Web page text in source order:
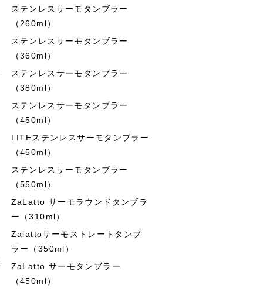
ステンレスサーモタンブラー
（260ml）
ステンレスサーモタンブラー
（360ml）
ステンレスサーモタンブラー
（380ml）
ステンレスサーモタンブラー
（450ml）
LITEステンレスサーモタンブラー
（450ml）
ステンレスサーモタンブラー
（550ml）
ZaLatto サーモラウンドタンブラ
ー（310ml）
Zalattoサーモストレートタンブ
ラー（350ml）
ZaLatto サーモタンブラー
（450ml）